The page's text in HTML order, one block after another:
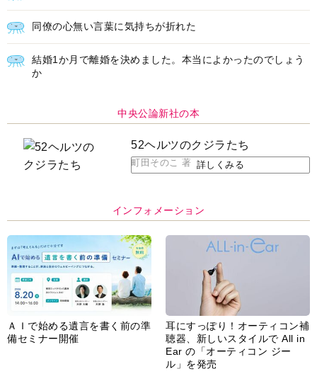
ＡＩで始める遺言を書く前の準
備セミナー開催
耳にすっぽり！オーティコン補
聴器、新しいスタイルで All in
Ear の「オーティコン ジー
ープンイヤー型イヤホン
「kikippa イヤホン
いてのお詫びと訂正
あなたのペット自慢を教えてく
【編集部より】公式アドレスの
不正利用について